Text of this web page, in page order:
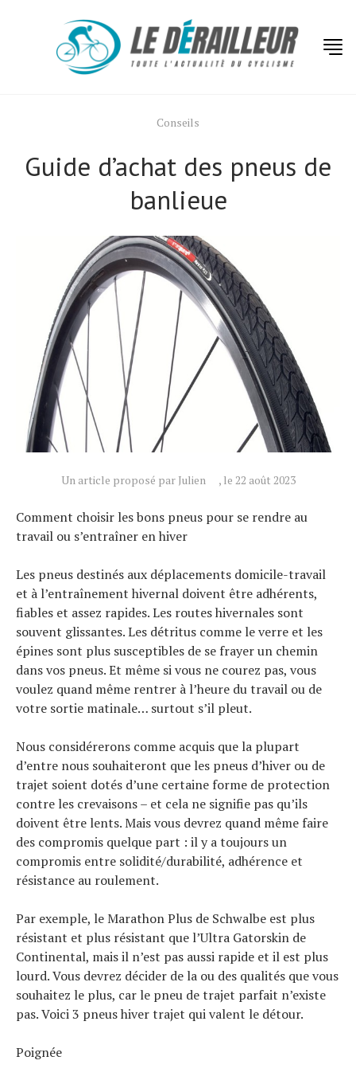
Conseils
Guide d’achat des pneus de
banlieue
Un article proposé par Julien , le 22 août 2023
Comment choisir les bons pneus pour se rendre au
travail ou s’entraîner en hiver
Les pneus destinés aux déplacements domicile-travail
et à l’entraînement hivernal doivent être adhérents,
fiables et assez rapides. Les routes hivernales sont
souvent glissantes. Les détritus comme le verre et les
épines sont plus susceptibles de se frayer un chemin
dans vos pneus. Et même si vous ne courez pas, vous
voulez quand même rentrer à l’heure du travail ou de
votre sortie matinale… surtout s’il pleut.
Nous considérerons comme acquis que la plupart
d’entre nous souhaiteront que les pneus d’hiver ou de
trajet soient dotés d’une certaine forme de protection
contre les crevaisons – et cela ne signifie pas qu’ils
doivent être lents. Mais vous devrez quand même faire
des compromis quelque part : il y a toujours un
compromis entre solidité/durabilité, adhérence et
résistance au roulement.
Par exemple, le Marathon Plus de Schwalbe est plus
résistant et plus résistant que l’Ultra Gatorskin de
Continental, mais il n’est pas aussi rapide et il est plus
lourd. Vous devrez décider de la ou des qualités que vous
souhaitez le plus, car le pneu de trajet parfait n’existe
pas. Voici 3 pneus hiver trajet qui valent le détour.
Poignée
Actualités
Technologies
Tests de produits
Tendances
Tous nos articles
À propos